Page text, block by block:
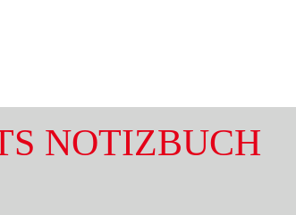
NOTIZBUCH